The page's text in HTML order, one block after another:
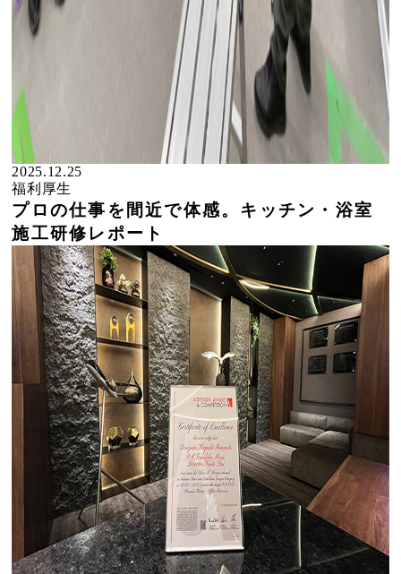
2025.12.25
福利厚生
プロの仕事を間近で体感。キッチン・浴室
施工研修レポート